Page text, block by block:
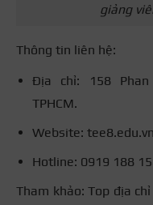
giảng
Thông tin liên hệ:
Địa chỉ: 158 Phan
TPHCM.
Website: tee8.edu.vn
Hotline: 0919 188
Tham khảo: Top địa chỉ